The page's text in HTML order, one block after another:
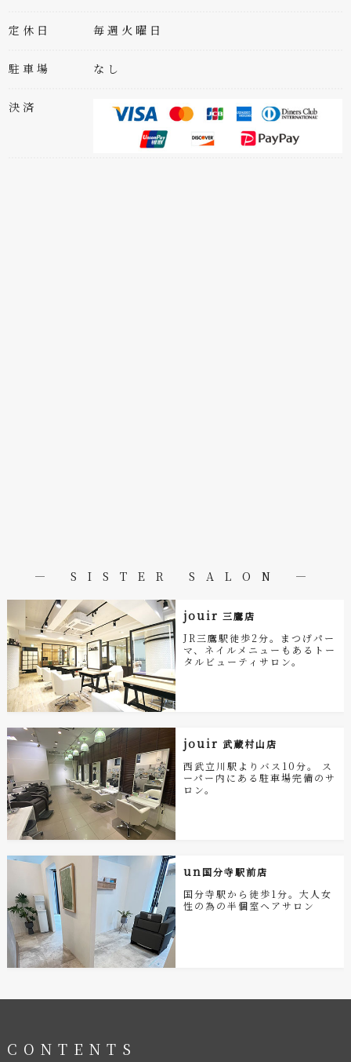
定休日 毎週火曜日
駐車場 なし
決済
― SISTER SALON ―
jouir 三鷹店
JR三鷹駅徒歩2分。まつげパー
マ、ネイルメニューもあるトー
タルビューティサロン。
jouir 武蔵村山店
西武立川駅よりバス10分。 ス
ーパー内にある駐車場完備のサ
ロン。
un 国分寺駅前店
国分寺駅から徒歩1分。大人女
性の為の半個室ヘアサロン
CONTENTS